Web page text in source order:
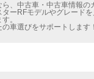
、中古車・中古車情報
ターRFモデルやグレード
。
車選びをサポートします！